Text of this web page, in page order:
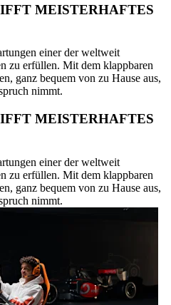
MEISTERHAFTES
einer der weltweit
zu erfüllen. Mit dem klappbaren
ganz bequem von zu Hause aus,
nimmt.
MEISTERHAFTES
einer der weltweit
zu erfüllen. Mit dem klappbaren
ganz bequem von zu Hause aus,
nimmt.